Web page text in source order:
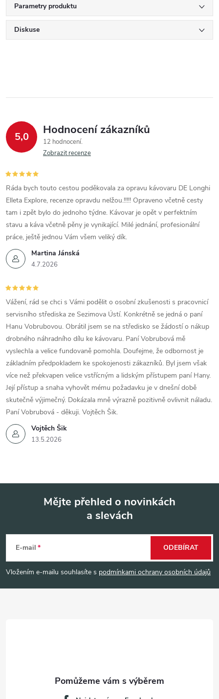
Parametry produktu
Diskuse
5,0 Hodnocení zákazníků
12 hodnocení
Zobrazit recenze
Martina Jánská
4.7.2026
Ráda bych touto cestou poděkovala za opravu kávovaru DE Longhi
Elleta Explore, recenze opravdu nelžou.!!!!! Opraveno včetně cesty
tam i zpět bylo do jednoho týdne. Kávovar je opět v perfektním
stavu a káva včetně pěny je vynikající. Milé jednání, profesionální
práce, ještě jednou Vám všem veliký dík.
Vojtěch Šik
13.5.2026
Vážení, rád se chci s Vámi podělit o osobní zkušenosti s pracovnicí
servisního střediska ze Sezimova Ústí. Konkrétně se jedná o paní
Hanu Vobrubovou. Obrátil jsem se na středisko se žádostí o nákup
drobného náhradního dílu ke kávovaru. Paní Vobrubová mě
vyslechla a velice fundovaně pomohla. Doufejme, že odbornost je
základním předpokladem ke spokojenosti zákazníků. Byl jsem však
více než překvapen velice vstřícným a lidským přístupem paní Hany.
Její přístup a snaha vyhovět mému požadavku je v dnešní době
skutečně výjimečný. Dokázala mně výrazně pozitivně ovlivnit náladu.
Paní Vobrubová - děkuji. Vojtěch Šik.
p
a
Mějte přehled o novinkách
a slevách
E-mail
Vložením e-mailu souhlasíte s podmínkami ochrany osobních údajů
ODEBÍRAT